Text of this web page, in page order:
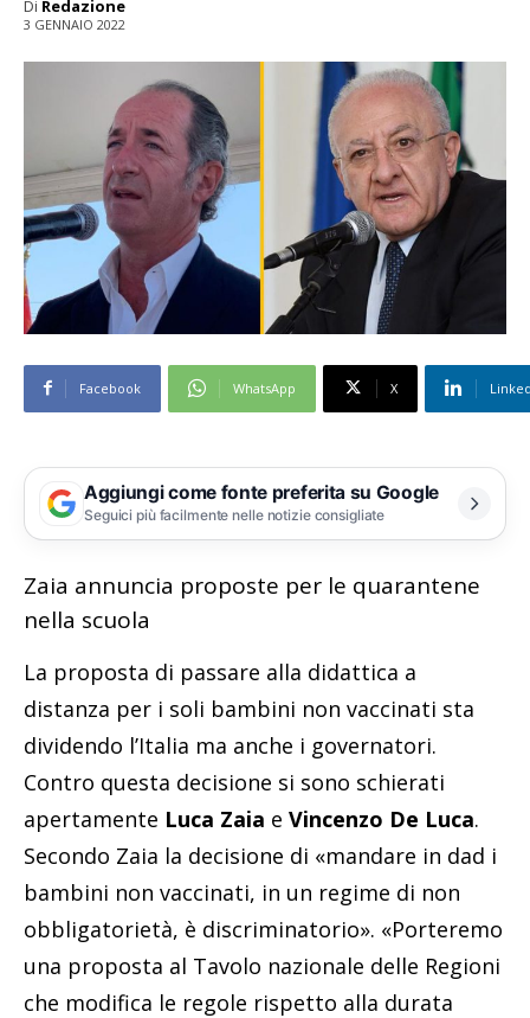
Di Redazione
3 GENNAIO 2022
Facebook WhatsApp X
Aggiungi come fonte preferita su Google
Seguici più facilmente nelle notizie consigliate
Zaia annuncia proposte per le quarantene
nella scuola
La proposta di passare alla didattica a
distanza per i soli bambini non vaccinati sta
dividendo l’Italia ma anche i governatori.
Contro questa decisione si sono schierati
apertamente Luca Zaia e Vincenzo De Luca.
Secondo Zaia la decisione di «mandare in dad i
bambini non vaccinati, in un regime di non
obbligatorietà, è discriminatorio». «Porteremo
una proposta al Tavolo nazionale delle Regioni
che modifica le regole rispetto alla durata